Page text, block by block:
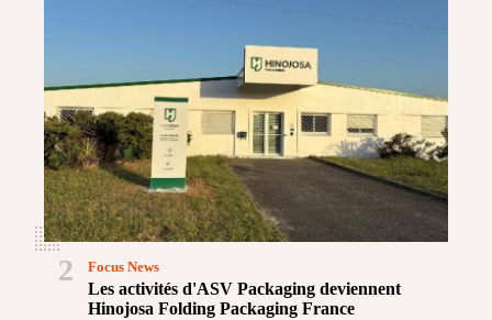
2
Les activités d'ASV Packaging deviennent
Hinojosa Folding Packaging France
Focus News